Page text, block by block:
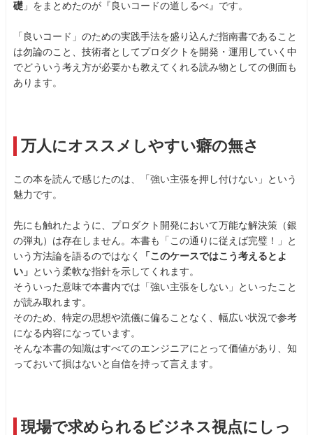
礎 」をまとめたのが『良いコードの道しるべ』です。
「良いコード」のための実践手法を盛り込んだ指南書であること
は勿論のこと、技術者としてプロダクトを開発・運用していく中
でどういう考え方が必要かも教えてくれる読み物としての側面も
あります。
万人にオススメしやすい癖の無さ
この本を読んで感じたのは、「強い主張を押し付けない」という
魅力です。
先にも触れたように、プロダクト開発において万能な解決策（銀
の弾丸）は存在しません。本書も「この通りに従えば完璧！」と
いう方法論を語るのではなく
「このケースではこう考えるとよ
い」 という柔軟な指針を示してくれます。
そういった意味で本書内では「強い主張をしない」といったこと
が読み取れます。
そのため、特定の思想や流儀に偏ることなく、幅広い状況で参考
になる内容になっています。
そんな本書の知識はすべてのエンジニアにとって価値があり、知
っておいて損はないと自信を持って言えます。
現場で求められるビジネス視点にしっ